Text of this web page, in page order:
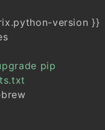
-version }}